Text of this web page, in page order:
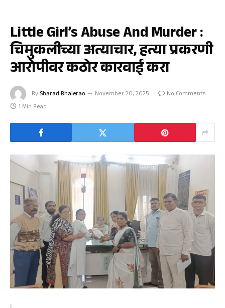
Little Girl’s Abuse And Murder :
चिमुकलीच्या अत्याचार, हत्या प्रकरणी
आरोपीवर कठोर कारवाई करा
By Sharad Bhalerao November 20, 2025
No Comments
1 Min Read